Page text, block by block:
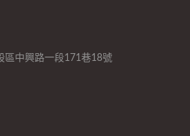
區中興路一段171巷18號